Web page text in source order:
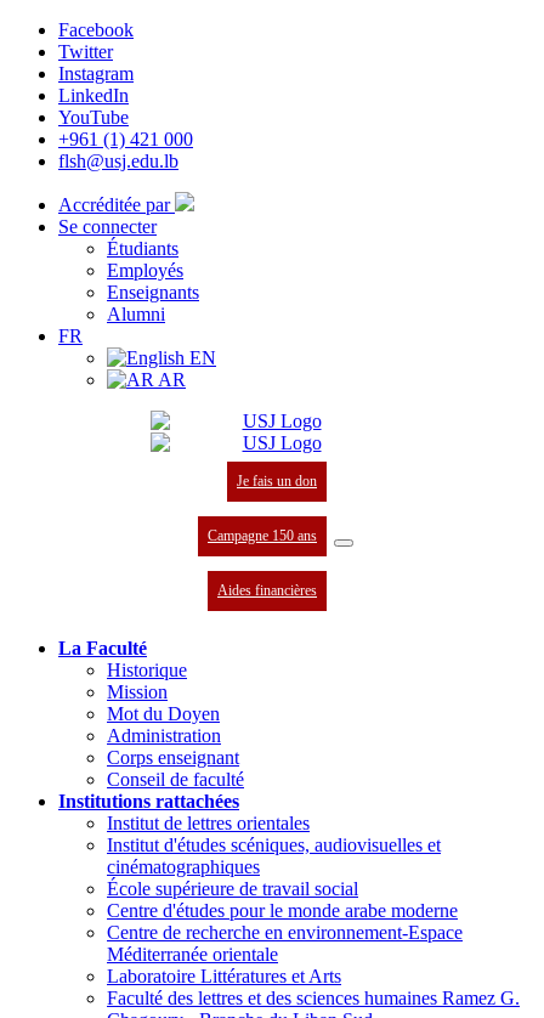
Facebook
Twitter
Instagram
LinkedIn
YouTube
+961 (1) 421 000
flsh@usj.edu.lb
Accréditée par
Se connecter
Étudiants
Employés
Enseignants
Alumni
FR
EN
AR
Je fais un don
Campagne 150 ans
Aides financières
La Faculté
Historique
Mission
Mot du Doyen
Administration
Corps enseignant
Conseil de faculté
Institutions rattachées
Institut de lettres orientales
Institut d'études scéniques, audiovisuelles et
cinématographiques
École supérieure de travail social
Centre d'études pour le monde arabe moderne
Centre de recherche en environnement-Espace
Méditerranée orientale
Laboratoire Littératures et Arts
Faculté des lettres et des sciences humaines Ramez G.